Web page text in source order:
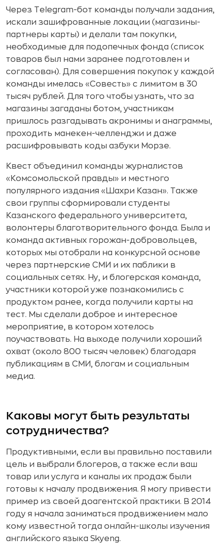
Через Telegram-бот команды получали задания,
искали зашифрованные локации (магазины-
партнеры карты) и делали там покупки,
необходимые для подопечных фонда (список
товаров был нами заранее подготовлен и
согласован). Для совершения покупок у каждой
команды имелась «Совесть» с лимитом в 30
тысяч рублей. Для того чтобы узнать, что за
магазины загаданы ботом, участникам
пришлось разгадывать акронимы и анаграммы,
проходить манекен-челленджи и даже
расшифровывать коды азбуки Морзе.
Квест объединил команды журналистов
«Комсомольской правды» и местного
популярного издания «Шахри Казан». Также
свои группы сформировали студенты
Казанского федерального университета,
волонтеры благотворительного фонда. Была и
команда активных горожан-добровольцев,
которых мы отобрали на конкурсной основе
через партнерские СМИ и их паблики в
социальных сетях. Ну, и блогерская команда,
участники которой уже познакомились с
продуктом ранее, когда получили карты на
тест. Мы сделали доброе и интересное
мероприятие, в котором хотелось
поучаствовать. На выходе получили хороший
охват (около 800 тысяч человек) благодаря
публикациям в СМИ, блогам и социальным
медиа.
Каковы могут быть результаты
сотрудничества?
Продуктивными, если вы правильно поставили
цель и выбрали блогеров, а также если ваш
товар или услуга и каналы их продаж были
готовы к началу продвижения. Я могу привести
пример из своей доагентcкой практики. В 2014
году я начала заниматься продвижением мало
кому известной тогда онлайн-школы изучения
английского языка Skyeng.